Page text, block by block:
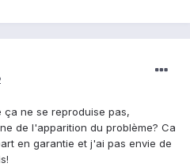
ça ne se reproduise pas,
de l'apparition du problème? Ca
en garantie et j'ai pas envie de